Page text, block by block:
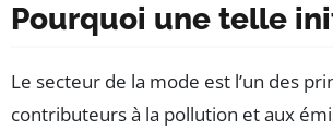
Pourquoi une telle
Le secteur de la mode est l’un des
contributeurs à la pollution et aux